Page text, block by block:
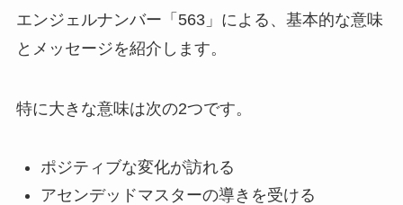
エンジェルナンバー「563」による、基本的な意味
とメッセージを紹介します。
特に大きな意味は次の2つです。
ポジティブな変化が訪れる
アセンデッドマスターの導きを受ける